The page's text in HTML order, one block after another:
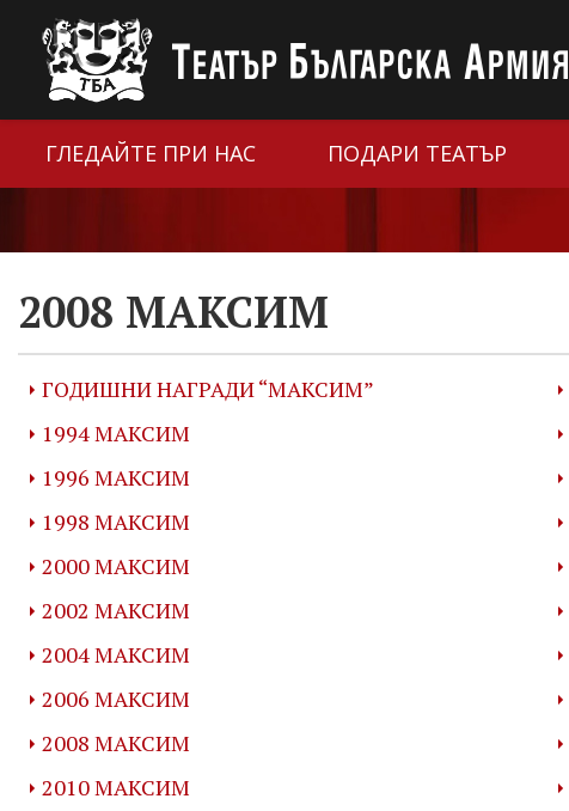
ГЛЕДАЙТЕ ПРИ НАС ПОДАРИ ТЕАТЪР
2008 МАКСИМ
ГОДИШНИ НАГРАДИ “МАКСИМ”
1994 МАКСИМ
1996 МАКСИМ
1998 МАКСИМ
2000 МАКСИМ
2002 МАКСИМ
2004 МАКСИМ
2006 МАКСИМ
2008 МАКСИМ
2010 МАКСИМ